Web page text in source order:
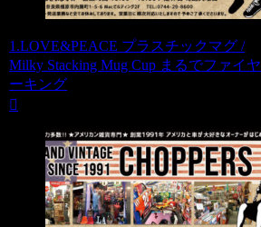
1.LOVE&PEACE プラスチックマグ /
Milky Stacking Mug Cup まるでファイヤ
ーキング